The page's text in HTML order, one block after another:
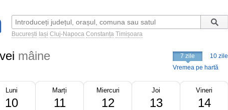
București Iași Cluj-Napoca Constanța Timișoara
mâine 7 zile
10 zile
Vremea pe hartă
Luni
10
Marți
11
Miercuri
12
Joi
13
Vineri
14